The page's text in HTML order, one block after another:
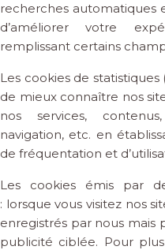
recherches automatiques
d’améliorer votre
remplissant certains
Les cookies de
de mieux connaître nos
nos services,
navigation, etc. en
de fréquentation et
Les cookies émis par
: lorsque vous visitez nos
enregistrés par nous mais
publicité ciblée. Pour